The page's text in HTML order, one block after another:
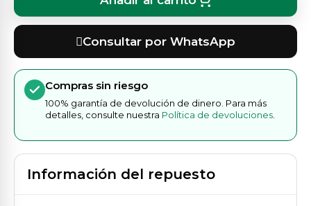
Consultar por WhatsApp
Compras sin riesgo
100% garantía de devolución de dinero. Para más
detalles, consulte nuestra Política de devoluciones
Información del repuesto